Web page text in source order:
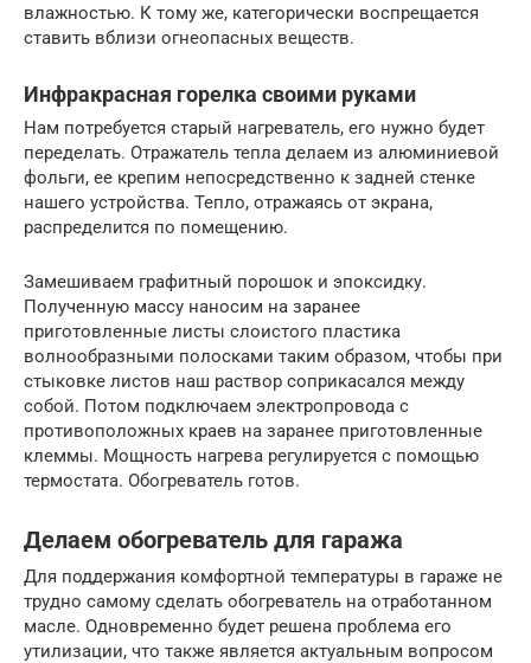
влажностью. К тому же, категорически воспрещается
ставить вблизи огнеопасных веществ.
Инфракрасная горелка своими руками
Нам потребуется старый нагреватель, его нужно будет
переделать. Отражатель тепла делаем из алюминиевой
фольги, ее крепим непосредственно к задней стенке
нашего устройства. Тепло, отражаясь от экрана,
распределится по помещению.
Замешиваем графитный порошок и эпоксидку.
Полученную массу наносим на заранее
приготовленные листы слоистого пластика
волнообразными полосками таким образом, чтобы при
стыковке листов наш раствор соприкасался между
собой. Потом подключаем электропровода с
противоположных краев на заранее приготовленные
клеммы. Мощность нагрева регулируется с помощью
термостата. Обогреватель готов.
Делаем обогреватель для гаража
Для поддержания комфортной температуры в гараже не
трудно самому сделать обогреватель на отработанном
масле. Одновременно будет решена проблема его
утилизации, что также является актуальным вопросом